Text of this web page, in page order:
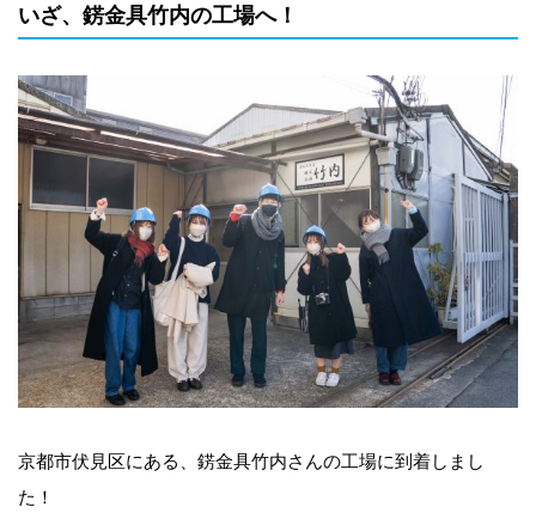
いざ、錺金具竹内の工場へ！
京都市伏見区にある、錺金具竹内さんの工場に到着しまし
た！